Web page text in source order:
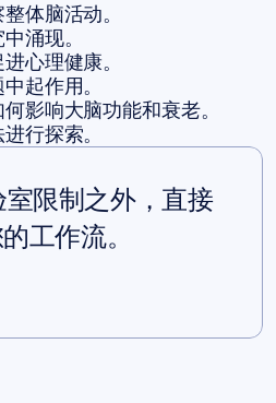
体脑活动。
涌现。
心理健康。
起作用。
影响大脑功能和衰老。
行探索。
限制之外，直接
工作流。